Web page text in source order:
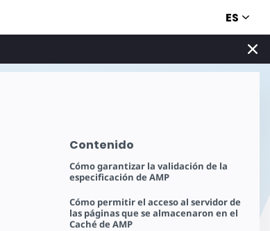
ES
Contenido
Cómo garantizar la validación de la
especificación de AMP
Cómo permitir el acceso al servidor de
las páginas que se almacenaron en el
Caché de AMP